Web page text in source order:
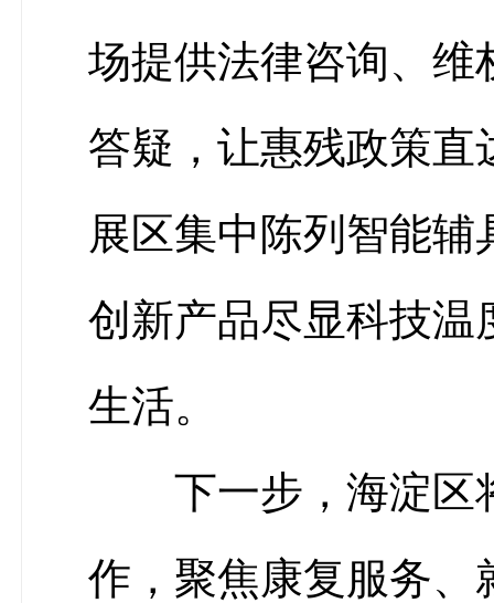
场提供法律咨询、维
答疑，让惠残政策直
展区集中陈列智能
创新产品尽显科技温
生活。
下一步，海淀区
作，聚焦康复服务、